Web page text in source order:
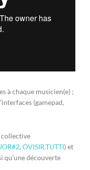
à chaque musicien(e) ;
(gamepad,
collective
, OVISIR.TUTTI) et
qu’une découverte